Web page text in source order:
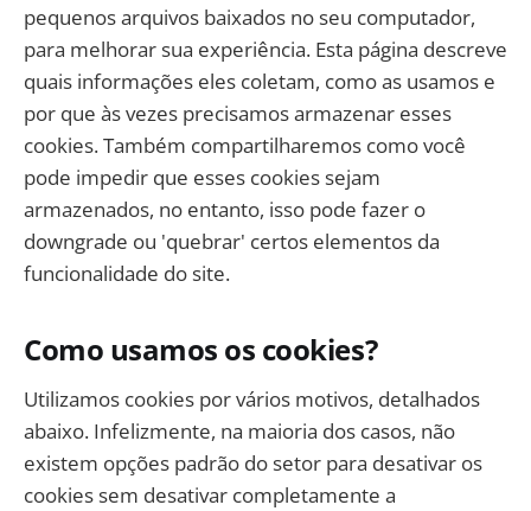
pequenos arquivos baixados no seu computador,
para melhorar sua experiência. Esta página descreve
quais informações eles coletam, como as usamos e
por que às vezes precisamos armazenar esses
cookies. Também compartilharemos como você
pode impedir que esses cookies sejam
armazenados, no entanto, isso pode fazer o
downgrade ou 'quebrar' certos elementos da
funcionalidade do site.
Como usamos os cookies?
Utilizamos cookies por vários motivos, detalhados
abaixo. Infelizmente, na maioria dos casos, não
existem opções padrão do setor para desativar os
cookies sem desativar completamente a